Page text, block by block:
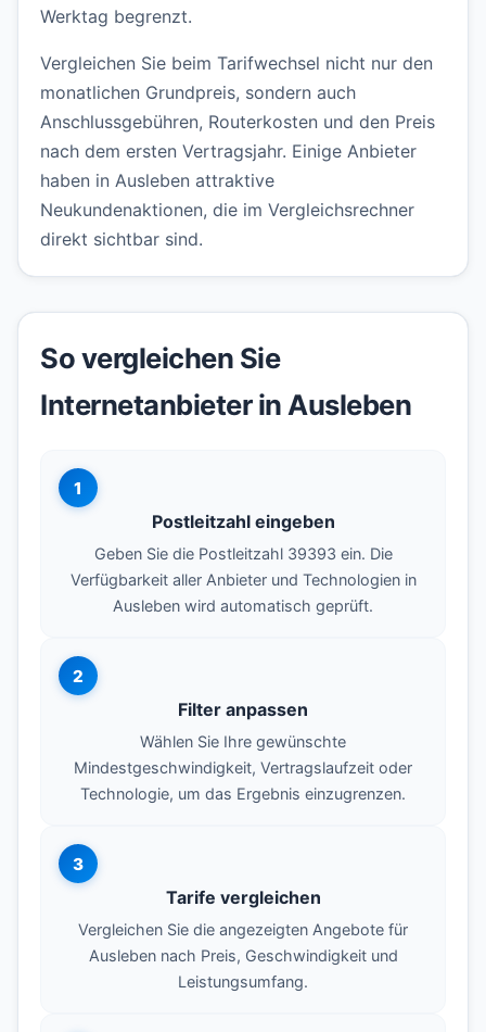
Werktag begrenzt.
Vergleichen Sie beim Tarifwechsel nicht nur den
monatlichen Grundpreis, sondern auch
Anschlussgebühren, Routerkosten und den Preis
nach dem ersten Vertragsjahr. Einige Anbieter
haben in Ausleben attraktive
Neukundenaktionen, die im Vergleichsrechner
direkt sichtbar sind.
So vergleichen Sie
Internetanbieter in Ausleben
1
Postleitzahl eingeben
Geben Sie die Postleitzahl 39393 ein. Die
Verfügbarkeit aller Anbieter und Technologien in
Ausleben wird automatisch geprüft.
2
Filter anpassen
Wählen Sie Ihre gewünschte
Mindestgeschwindigkeit, Vertragslaufzeit oder
Technologie, um das Ergebnis einzugrenzen.
3
Tarife vergleichen
Vergleichen Sie die angezeigten Angebote für
Ausleben nach Preis, Geschwindigkeit und
Leistungsumfang.